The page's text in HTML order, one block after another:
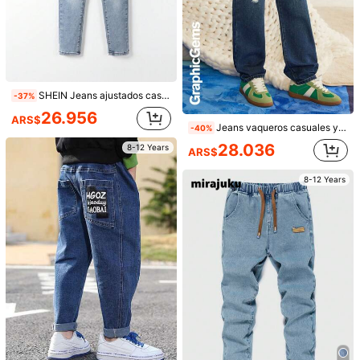
Últimos 1 días Pantalones vaqueros anchos y sueltos de diseño con cintura elástica y bolsillos cargo, estilo casual y vintage Y2K, para uso diario y festivales de primavera a verano, para niño preadolescente, alegre y de estilo callejero
#2 Más vendidos
en Azul Denim para niños preadolescentes
41.746
8-12 Years
1 pieza Pantalón de mezclilla casual recto y elástico para niño preadolescente, estilo básico de primavera y otoño
ARS$45.357
Clientes habituales
8-12 Years
-37% SHEIN Jeans ajustados casuales y modernos con estilo callejero, cintura elástica ajustable de 5 bolsillos para niño preadolescente, esencial de mezclilla versátil para todo el año
ARS$26.956
8-12 Years
-40% Jeans vaqueros casuales y sencillos con estampado de estrellas para niño preadolescente, moda diaria
ARS$28.036
8-12 Years